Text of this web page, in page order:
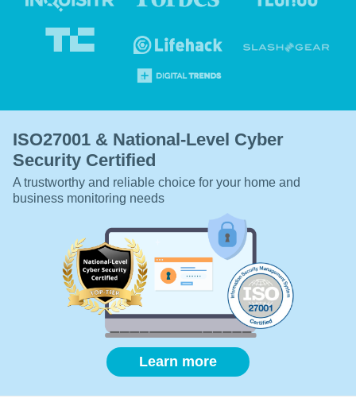
ISO27001 & National-Level Cyber
Security Certified
A trustworthy and reliable choice for your home and
business monitoring needs
Learn more